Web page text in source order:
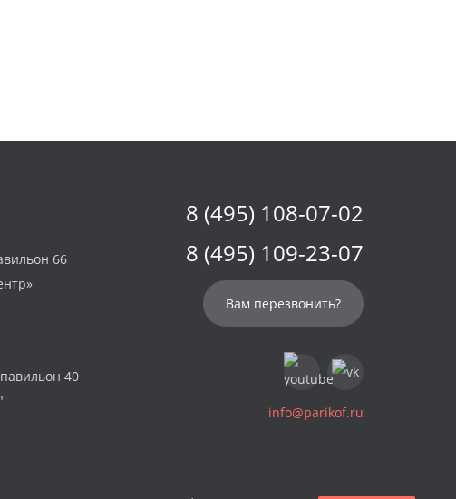
66
40
8 (495) 108-07-02
8 (495) 109-23-07
Вам перезвонить?
info@parikof.ru